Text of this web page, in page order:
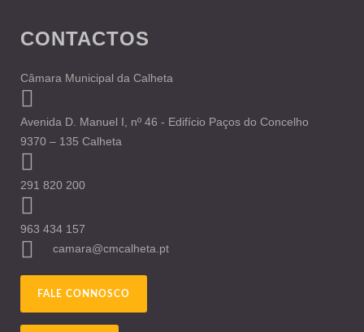
CONTACTOS
Câmara Municipal da Calheta
Avenida D. Manuel I, nº 46 - Edifício Paços do Concelho
9370 – 135 Calheta
291 820 200
963 434 157
camara@cmcalheta.pt
FALE CONNOSCO